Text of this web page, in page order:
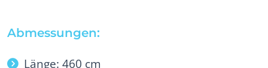
Abmessungen:
Länge: 460 cm